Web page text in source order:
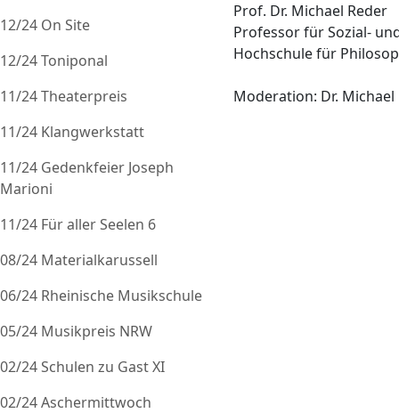
12/24 On Site
12/24 Toniponal
11/24 Theaterpreis
11/24 Klangwerkstatt
11/24 Gedenkfeier Joseph
Marioni
11/24 Für aller Seelen 6
08/24 Materialkarussell
06/24 Rheinische Musikschule
05/24 Musikpreis NRW
02/24 Schulen zu Gast XI
02/24 Aschermittwoch
Prof. Dr. Michael Reder
Professor für Sozial-
Hochschule für
Moderation: Dr.